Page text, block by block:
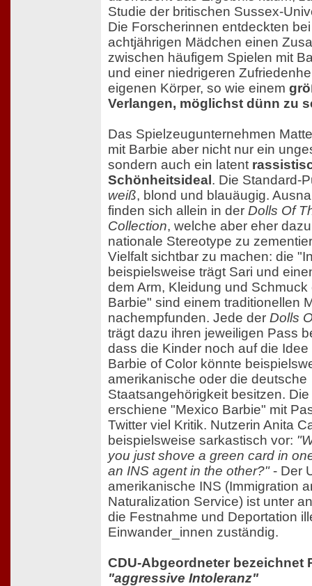
Studie der britischen Sussex-
Die Forscherinnen entdeckten
achtjährigen Mädchen einen
zwischen häufigem Spielen mit
und einer niedrigeren
eigenen Körper, so wie einem
Verlangen, möglichst dünn zu
Das Spielzeugunternehmen
mit Barbie aber nicht nur ein
sondern auch ein latent
Schönheitsideal. Die Standard-
weiß, blond und blauäugig.
finden sich allein in der Dolls Of
Collection, welche aber eher
nationale Stereotype zu
Vielfalt sichtbar zu machen: die
beispielsweise trägt Sari und
dem Arm, Kleidung und Schmuck
Barbie" sind einem traditionellen
nachempfunden. Jede der Dolls
trägt dazu ihren jeweiligen Pass
dass die Kinder noch auf die
Barbie of Color könnte
amerikanische oder die deutsche
Staatsangehörigkeit besitzen.
erschiene "Mexico Barbie" mit
Twitter viel Kritik. Nutzerin Anita
beispielsweise sarkastisch vor:
you just shove a green card in
an INS agent in the other?"- Der
amerikanische INS (Immigration
Naturalization Service) ist unter
die Festnahme und Deportation
Einwander_innen zuständig.
CDU-Abgeordneter bezeichnet
"aggressive Intoleranz"